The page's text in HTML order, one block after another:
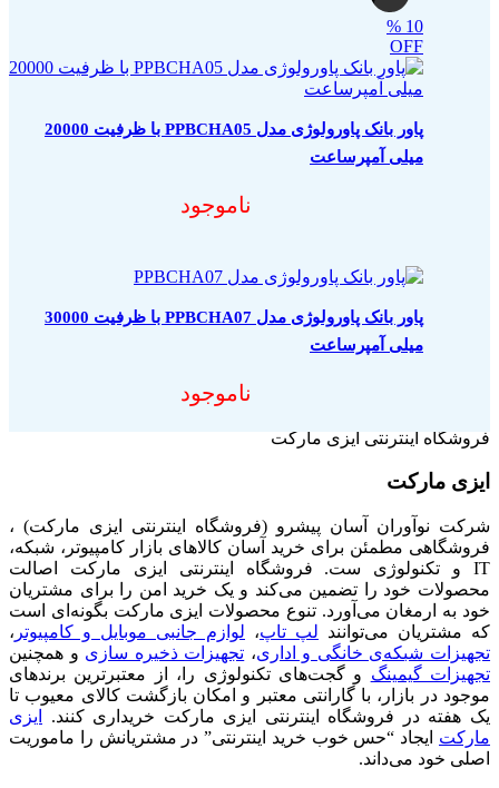
10
%
OFF
پاور بانک پاورولوژی مدل PPBCHA05 با ظرفیت 20000
میلی آمپرساعت
ناموجود
پاور بانک پاورولوژی مدل PPBCHA07 با ظرفیت 30000
میلی آمپرساعت
ناموجود
فروشگاه اینترنتی ایزی مارکت
ایزی مارکت
شرکت نوآوران آسان پیشرو (فروشگاه اینترنتی ایزی مارکت) ،
فروشگاهی مطمئن برای خرید آسان کالاهای بازار کامپیوتر، شبکه،
IT و تکنولوژی ست. فروشگاه اینترنتی ایزی مارکت اصالت
محصولات خود را تضمین می‌کند و یک خرید امن را برای مشتریان
خود به ارمغان می‌آورد. تنوع محصولات ایزی مارکت بگونه‌ای است
که مشتریان می‌توانند لپ تاپ، لوازم جانبی موبایل و کامپیوتر ،
تجهیزات شبکه‌ی خانگی و اداری، تجهیزات ذخیره سازی و همچنین
تجهیزات گیمینگ و گجت‌های تکنولوژی را، از معتبرترین برندهای
موجود در بازار، با گارانتی معتبر و امکان بازگشت کالای معیوب تا
یک هفته در فروشگاه اینترنتی ایزی مارکت خریداری کنند.
ایزی
مارکت ایجاد “حس خوب خرید اینترنتی” در مشتریانش را ماموریت
اصلی خود می‌داند.